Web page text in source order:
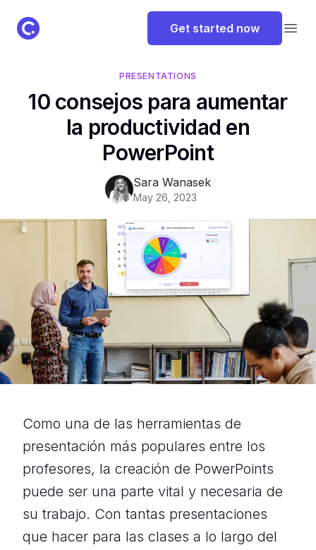
ClassPoint Logo Get started now
PRESENTATIONS
10 consejos para aumentar
la productividad en
PowerPoint
Sara Wanasek
May 26, 2023
Como una de las herramientas de
presentación más populares entre los
profesores, la creación de PowerPoints
puede ser una parte vital y necesaria de
su trabajo. Con tantas presentaciones
que hacer para las clases a lo largo del